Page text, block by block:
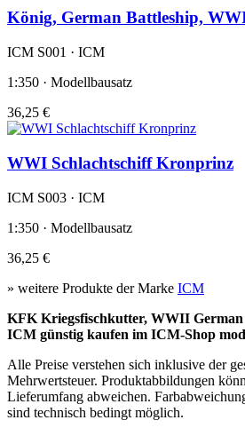
König, German Battleship,
ICM S001 · ICM
1:350 · Modellbausatz
36,25 €
WWI Schlachtschiff Kronprinz
ICM S003 · ICM
1:350 · Modellbausatz
36,25 €
» weitere Produkte der Marke ICM
KFK Kriegsfischkutter, WWII
ICM günstig kaufen im ICM-Shop
Alle Preise verstehen sich inklusive der
Mehrwertsteuer. Produktabbildungen
Lieferumfang abweichen.
sind technisch bedingt möglich.